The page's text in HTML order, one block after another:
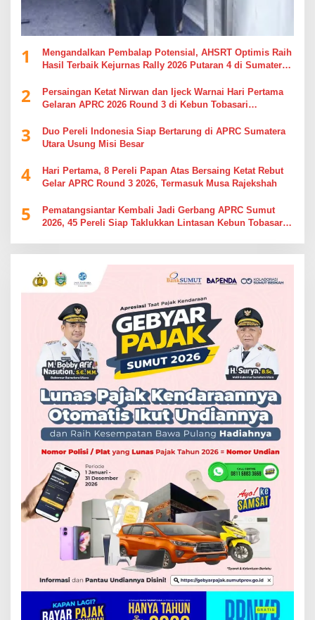
1
Mengandalkan Pembalap Potensial, AHSRT Optimis Raih
Hasil Terbaik Kejurnas Rally 2026 Putaran 4 di Sumatera
2
Persaingan Ketat Nirwan dan Ijeck Warnai Hari Pertama
Gelaran APRC 2026 Round 3 di Kebun Tobasari
3
Duo Pereli Indonesia Siap Bertarung di APRC Sumatera
Utara Usung Misi Besar
4
Hari Pertama, 8 Pereli Papan Atas Bersaing Ketat Rebut
Gelar APRC Round 3 2026, Termasuk Musa Rajekshah
5
Pematangsiantar Kembali Jadi Gerbang APRC Sumut
2026, 45 Pereli Siap Taklukkan Lintasan Kebun Tobasari